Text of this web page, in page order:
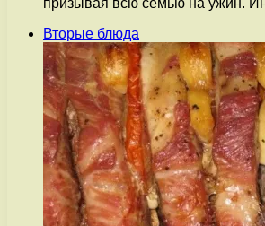
Вторые блюда